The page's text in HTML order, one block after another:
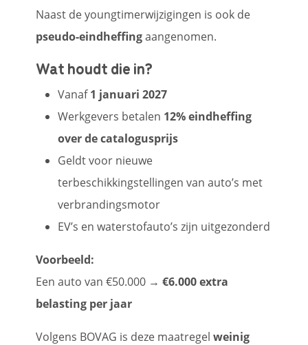
Naast de youngtimerwijzigingen is ook de
pseudo-eindheffingaangenomen.
Wat houdt die in?
Vanaf1 januari 2027
Werkgevers betalen 12% eindheffing
over de catalogusprijs
Geldt voor nieuwe
terbeschikkingstellingen van auto’s met
verbrandingsmotor
EV’s en waterstofauto’s zijn uitgezonderd
Voorbeeld:
Een auto van €50.000 → €6.000 extra
belasting per jaar
Volgens BOVAG is deze maatregel weinig